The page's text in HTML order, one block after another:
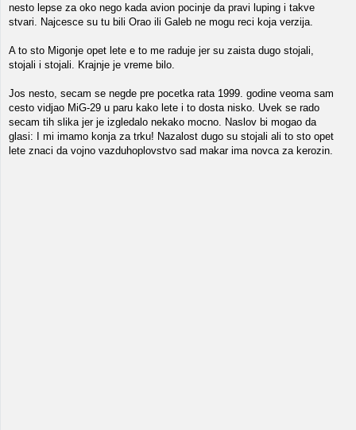
nesto lepse za oko nego kada avion pocinje da pravi luping i takve
stvari. Najcesce su tu bili Orao ili Galeb ne mogu reci koja verzija.
A to sto Migonje opet lete e to me raduje jer su zaista dugo stojali,
stojali i stojali. Krajnje je vreme bilo.
Jos nesto, secam se negde pre pocetka rata 1999. godine veoma sam
cesto vidjao MiG-29 u paru kako lete i to dosta nisko. Uvek se rado
secam tih slika jer je izgledalo nekako mocno. Naslov bi mogao da
glasi: I mi imamo konja za trku! Nazalost dugo su stojali ali to sto opet
lete znaci da vojno vazduhoplovstvo sad makar ima novca za kerozin.